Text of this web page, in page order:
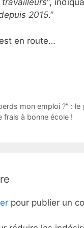
“,
2015.”
en route…
mon emploi ?” :
frais à bonne école !
pour publier un